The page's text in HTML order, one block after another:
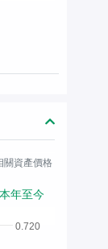
關資產價格
本年至今
0.720